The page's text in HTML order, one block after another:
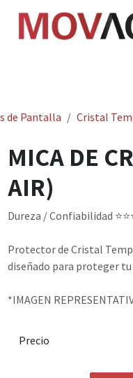
de Pantalla Cristal
MICA DE
AIR)
Dureza / Confiabilidad
Protector de Cristal
diseñado para proteger
*IMAGEN
Precio